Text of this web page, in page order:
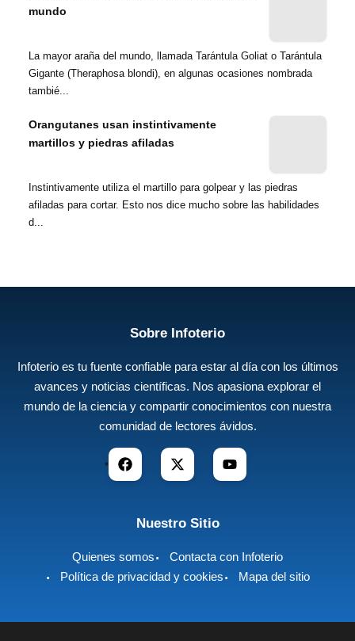
mundo
La mayor araña del mundo, llamada Tarántula Goliat o Tarántula
Gigante (Theraphosa blondi), en algunas ocasiones nombrada
tambié...
Orangutanes usan instintivamente
martillos y piedras afiladas
Instintivamente utiliza el martillo para golpear y las piedras
afiladas para cortar. Esto nos dice mucho sobre las habilidades
d...
Sobre Infoterio
Infoterio es tu fuente confiable para estar al día con los últimos
avances y noticias científicas. Nos apasiona explorar el
mundo de la ciencia y compartir conocimientos con nuestra
comunidad de lectores ávidos.
Nuestro Sitio
Quienes somos
Contacta con Infoterio
Política de privacidad y cookies
Mapa del sitio